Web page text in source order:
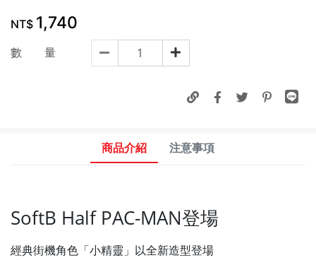
NT$ 1,740
數 量
商品介紹 注意事項
SoftB Half PAC-MAN登場
經典街機角色「小精靈」以全新造型登場